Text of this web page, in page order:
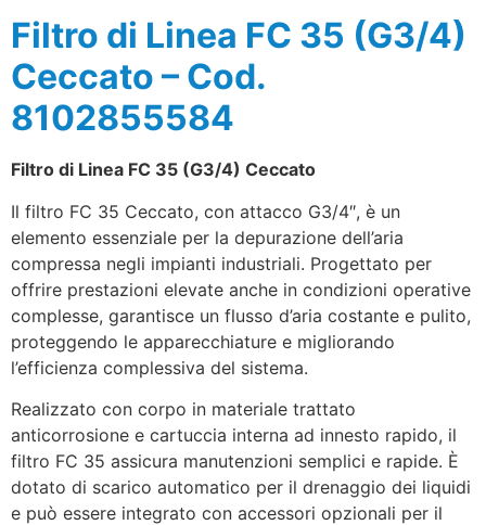
Filtro di Linea FC 35 (G3/4)
Ceccato – Cod.
8102855584
Filtro di Linea FC 35 (G3/4) Ceccato
Il filtro FC 35 Ceccato, con attacco G3/4″, è un
elemento essenziale per la depurazione dell’aria
compressa negli impianti industriali. Progettato per
offrire prestazioni elevate anche in condizioni operative
complesse, garantisce un flusso d’aria costante e pulito,
proteggendo le apparecchiature e migliorando
l’efficienza complessiva del sistema.
Realizzato con corpo in materiale trattato
anticorrosione e cartuccia interna ad innesto rapido, il
filtro FC 35 assicura manutenzioni semplici e rapide. È
dotato di scarico automatico per il drenaggio dei liquidi
e può essere integrato con accessori opzionali per il